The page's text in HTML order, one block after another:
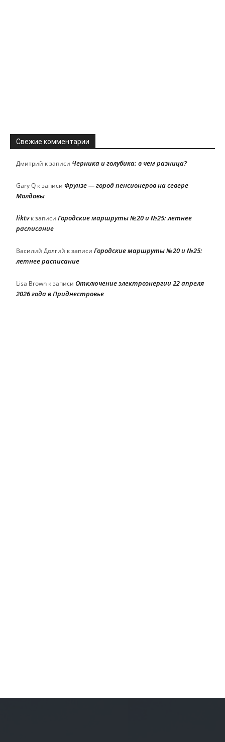
Свежие комментарии
Дмитрий к записи Черника и голубика: в чем разница?
Gary Q к записи Фрунзе — город пенсионеров на севере
Молдовы
liktvк записи Городские маршруты №20 и №25: летнее
расписание
Василий Долгий к записи Городские маршруты №20 и №25:
летнее расписание
Lisa Brown к записи Отключение электроэнергии 22 апреля
2026 года в Приднестровье